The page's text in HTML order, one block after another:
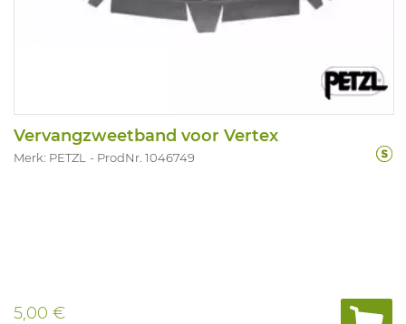
Vervangzweetband voor Vertex
Merk: PETZL ProdNr. 1046749
5,00 €